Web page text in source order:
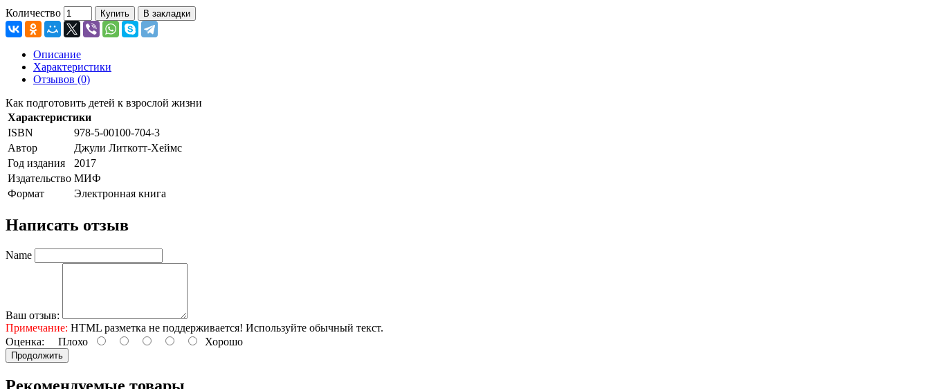
Количество Купить В закладки
Описание
Характеристики
Отзывов (0)
Как подготовить детей к взрослой жизни
Характеристики
ISBN
978-5-00100-704-3
Автор
Джули Литкотт-Хеймс
Год издания
2017
Издательство МИФ
Формат
Электронная книга
Написать отзыв
Name
Ваш отзыв:
Примечание: HTML разметка не поддерживается! Используйте обычный текст.
Оценка: Плохо Хорошо
Продолжить
Рекомендуемые товары